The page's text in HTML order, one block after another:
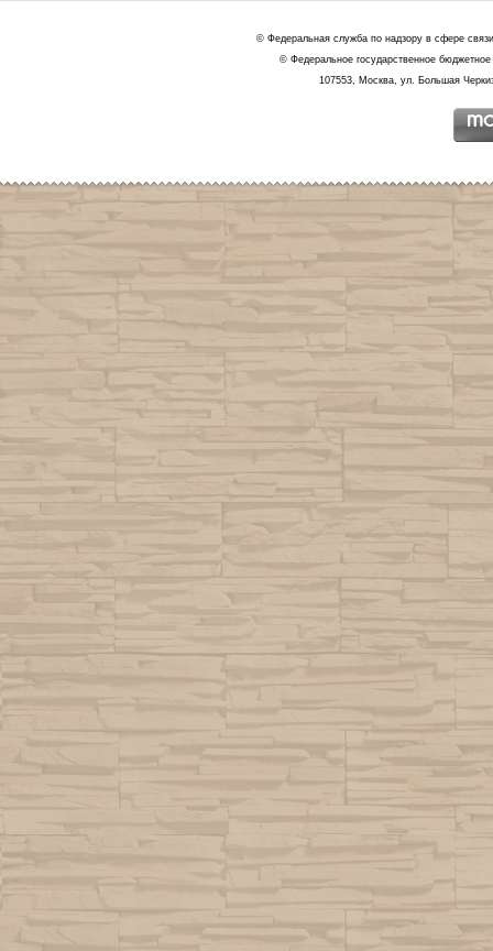
© Федеральная служба по надзору в сфере
© Федеральное государственное
107553, Москва, ул. Большая